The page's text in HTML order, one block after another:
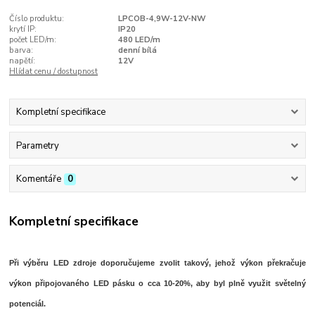
Číslo produktu:
LPCOB-4,9W-12V-NW
krytí IP:
IP20
počet LED/m:
480 LED/m
barva:
denní bílá
napětí:
12V
Hlídat cenu / dostupnost
Kompletní specifikace
Parametry
Komentáře 0
Kompletní specifikace
Při výběru LED zdroje doporučujeme zvolit takový, jehož výkon překračuje
výkon připojovaného LED pásku o cca 10-20%, aby byl plně využit světelný
potenciál.